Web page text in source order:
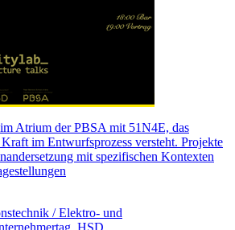
Atrium der PBSA mit 51N4E, das
im Entwurfsprozess versteht. Projekte
mit spezifischen Kontexten
/ Elektro- und